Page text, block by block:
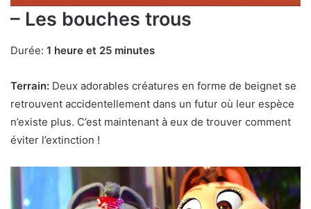
– Les bouches trous
Durée: 1 heure et 25 minutes
Terrain: Deux adorables créatures en forme de beignet se
retrouvent accidentellement dans un futur où leur espèce
n’existe plus. C’est maintenant à eux de trouver comment
éviter l’extinction !